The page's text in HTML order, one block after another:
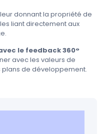
donnant la propriété de
liant directement aux
le feedback 360°
avec les valeurs de
de développement.